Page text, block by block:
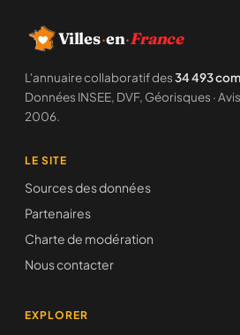
Villes·en·France
L'annuaire collaboratif des34 493
Données INSEE, DVF, Géorisques ·
2006.
LE SITE
Sources des données
Partenaires
Charte de modération
Nous contacter
EXPLORER